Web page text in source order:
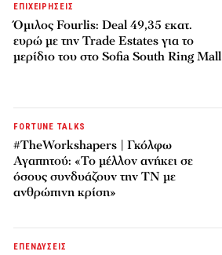
ΕΠΙΧΕΙΡΗΣΕΙΣ
Όμιλος Fourlis: Deal 49,35 εκατ.
ευρώ με την Trade Estates για το
μερίδιο του στο Sofia South Ring Mall
FORTUNE TALKS
#TheWorkshapers | Γκόλφω
Αγαπητού: «Το μέλλον ανήκει σε
όσους συνδυάζουν την ΤΝ με
ανθρώπινη κρίση»
ΕΠΕΝΔΥΣΕΙΣ